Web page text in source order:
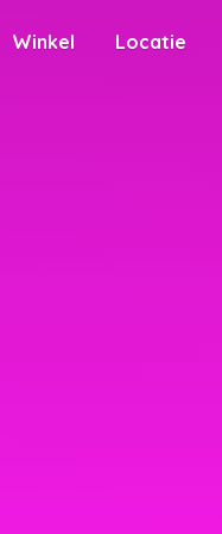
Winkel Locatie